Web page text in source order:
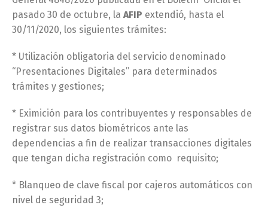
pasado 30 de octubre, la AFIP extendió, hasta el
30/11/2020, los siguientes trámites:
* Utilización obligatoria del servicio denominado
“Presentaciones Digitales” para determinados
trámites y gestiones;
* Eximición para los contribuyentes y responsables de
registrar sus datos biométricos ante las
dependencias a fin de realizar transacciones digitales
que tengan dicha registración como requisito;
* Blanqueo de clave fiscal por cajeros automáticos con
nivel de seguridad 3;